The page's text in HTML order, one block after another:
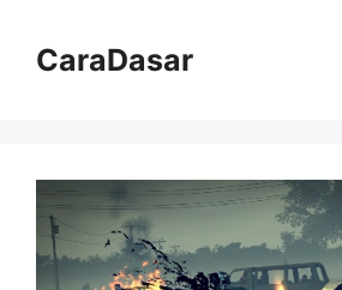
CaraDasar